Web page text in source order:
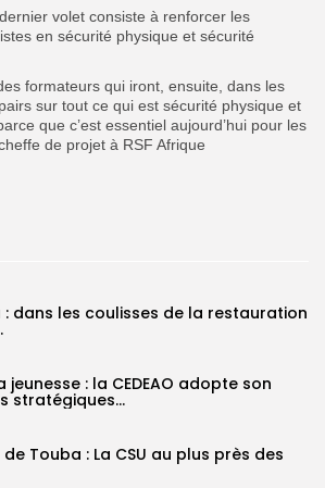
volet consiste à renforcer les
en sécurité physique et sécurité
formateurs qui iront, ensuite, dans les
sur tout ce qui est sécurité physique et
que c’est essentiel aujourd’hui pour les
de projet à RSF Afrique
dans les coulisses de la restauration
jeunesse : la CEDEAO adopte son
stratégiques...
Touba : La CSU au plus près des